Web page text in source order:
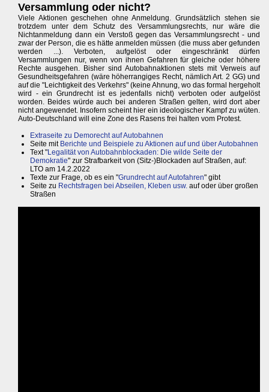
Versammlung oder nicht?
Viele Aktionen geschehen ohne Anmeldung. Grundsätzlich stehen sie
trotzdem unter dem Schutz des Versammlungsrechts, nur wäre die
Nichtanmeldung dann ein Verstoß gegen das Versammlungsrecht - und
zwar der Person, die es hätte anmelden müssen (die muss aber gefunden
werden ...). Verboten, aufgelöst oder eingeschränkt dürfen
Versammlungen nur, wenn von ihnen Gefahren für gleiche oder höhere
Rechte ausgehen. Bisher sind Autobahnaktionen stets mit Verweis auf
Gesundheitsgefahren (wäre höherrangiges Recht, nämlich Art. 2 GG) und
auf die "Leichtigkeit des Verkehrs" (keine Ahnung, wo das formal hergeholt
wird - ein Grundrecht ist es jedenfalls nicht) verboten oder aufgelöst
worden. Beides würde auch bei anderen Straßen gelten, wird dort aber
nicht angewendet. Insofern scheint hier ein ideologischer Kampf zu wüten.
Auto-Deutschland will eine Zone des Rasens frei halten vom Protest.
Extraseite zu Demorecht auf Autobahnen
Seite mit Berichte und Beispiele zu Aktionen auf und über Autobahnen
Text "Legalität von Autobahnblockaden: Die wilde Seite der
Demokratie" zur Strafbarkeit von (Sitz-)Blockaden auf Straßen, auf:
LTO am 14.2.2022
Texte zur Frage, ob es ein "Grundrecht auf Autofahren" gibt
Seite zu Rechtsfragen bei Abseilen, Kleben usw. auf oder über großen
Straßen